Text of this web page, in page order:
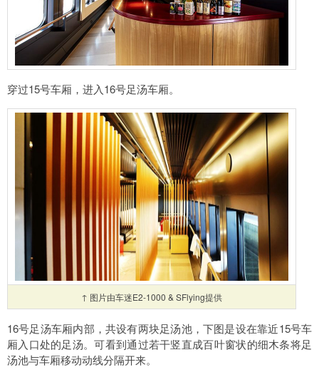
穿过15号车厢，进入16号足汤车厢。
↑ 图片由车迷E2-1000 & SFlying提供
16号足汤车厢内部，共设有两块足汤池，下图是设在靠近15号车
厢入口处的足汤。可看到通过若干竖直成百叶窗状的细木条将足
汤池与车厢移动动线分隔开来。